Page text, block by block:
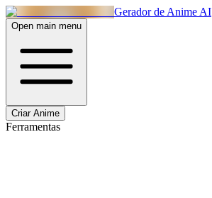
Gerador de Anime AI
Open main menu
Criar Anime
Ferramentas